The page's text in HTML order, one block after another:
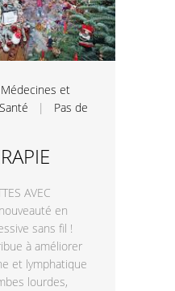
Médecines et
Santé | Pas de
AVEC
en
sans fil !
à améliorer
et lymphatique
lourdes,